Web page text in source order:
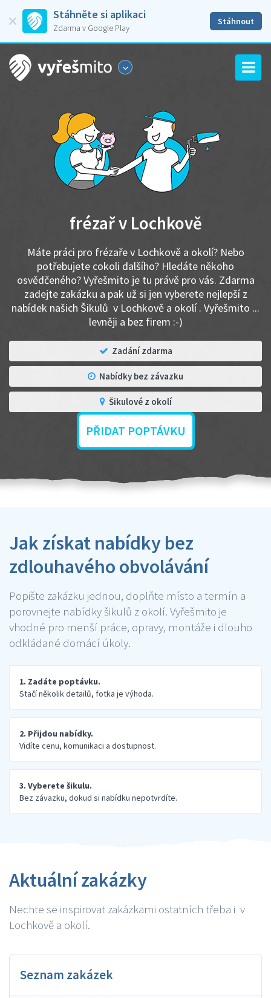
Stáhněte si aplikaci
Zdarma v Google Play
Stáhnout
frézař v Lochkově
Máte práci pro frézaře v Lochkově a okolí? Nebo
potřebujete cokoli dalšího? Hledáte někoho
osvědčeného? Vyřešmito je tu právě pro vás. Zdarma
zadejte zakázku a pak už si jen vyberete nejlepší z
nabídek našich Šikulů v Lochkově a okolí . Vyřešmito ...
levněji a bez firem :-)
Zadání zdarma
Nabídky bez závazku
Šikulové z okolí
PŘIDAT POPTÁVKU
Jak získat nabídky bez
zdlouhavého obvolávání
Popište zakázku jednou, doplňte místo a termín a
porovnejte nabídky šikulů z okolí. Vyřešmito je
vhodné pro menší práce, opravy, montáže i dlouho
odkládané domácí úkoly.
1. Zadáte poptávku.
Stačí několik detailů, fotka je výhoda.
2. Přijdou nabídky.
Vidíte cenu, komunikaci a dostupnost.
3. Vyberete šikulu.
Bez závazku, dokud si nabídku nepotvrdíte.
Aktuální zakázky
Nechte se inspirovat zakázkami ostatních třeba i v
Lochkově a okolí.
Seznam zakázek